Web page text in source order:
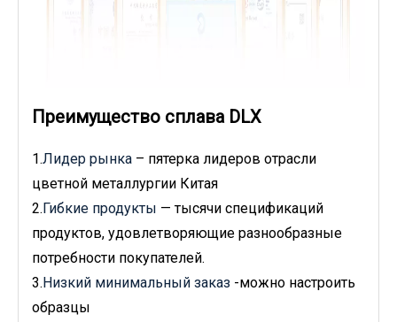
Преимущество сплава DLX
1.Лидер рынка – пятерка лидеров отрасли
цветной металлургии Китая
2.Гибкие продукты — тысячи спецификаций
продуктов, удовлетворяющие разнообразные
потребности покупателей.
3.Низкий минимальный заказ -можно настроить
образцы